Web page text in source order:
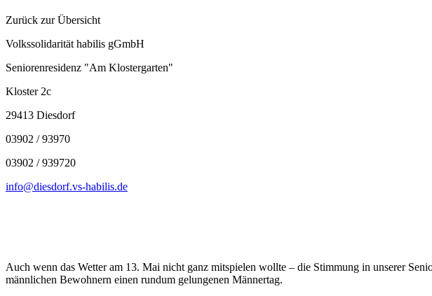
Zurück zur Übersicht
Volkssolidarität habilis gGmbH
Seniorenresidenz "Am Klostergarten"
Kloster 2c
29413 Diesdorf
03902 / 93970
03902 / 939720
info@diesdorf.vs-habilis.de
Auch wenn das Wetter am 13. Mai nicht ganz mitspielen wollte – die Stimmung in unserer
männlichen Bewohnern einen rundum gelungenen Männertag.